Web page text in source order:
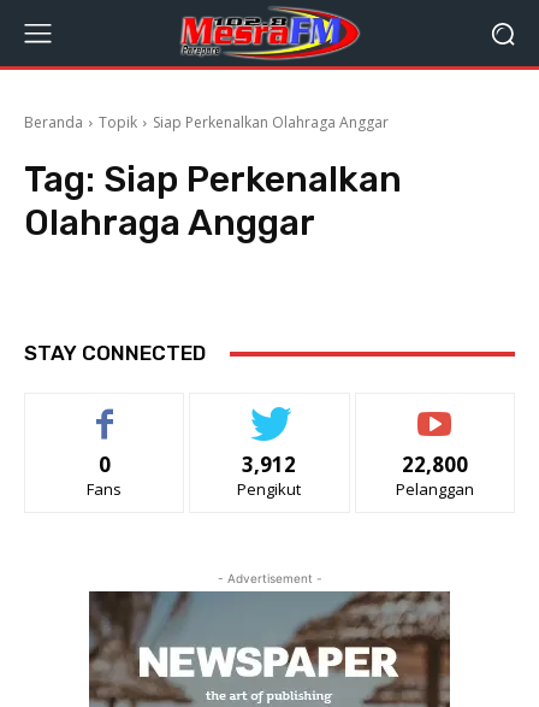
Beranda Topik Siap Perkenalkan Olahraga Anggar
Tag: Siap Perkenalkan
Olahraga Anggar
STAY CONNECTED
0
Fans
3,912
Pengikut
22,800
Pelanggan
- Advertisement -